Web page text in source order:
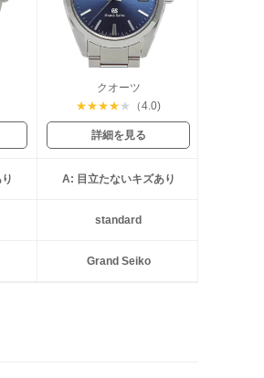
クオーツ
★★★★ ★ （4.0)
詳細を見る
A: 目立たないキズあり
standard
Grand Seiko